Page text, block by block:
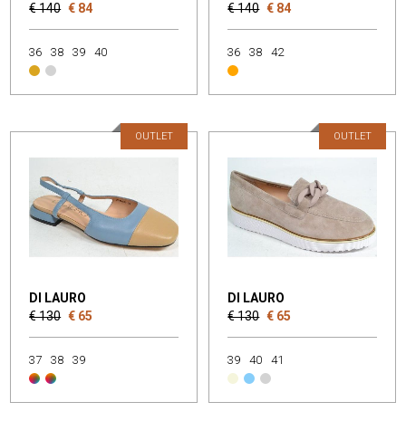
€ 140 € 84
36 38 39 40
€ 140 € 84
36 38 42
DI LAURO
€ 130 € 65
OUTLET
37 38 39
DI LAURO
€ 130 € 65
OUTLET
39 40 41